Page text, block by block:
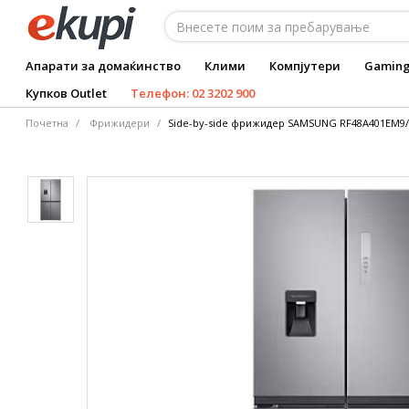
Апарати за домаќинство Клими Компјутери
Купков Outlet
Телефон: 02 3202 900
Почетна Фрижидери Side-by-side фрижидер SAMSUNG